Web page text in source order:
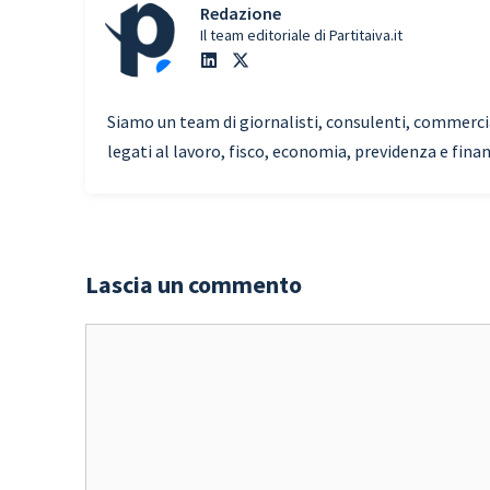
Redazione
Il team editoriale di Partitaiva.it
Siamo un team di giornalisti, consulenti,
legati al lavoro, fisco, economia, previdenza e
Lascia un commento